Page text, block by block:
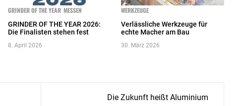
GRINDER OF THE YEAR MESSEN
GRINDER OF THE YEAR 2026:
Die Finalisten stehen fest
8. April 2026
WERKZEUGE
Verlässliche Werkzeuge für
echte Macher am Bau
30. März 2026
Die Zukunft heißt Aluminium